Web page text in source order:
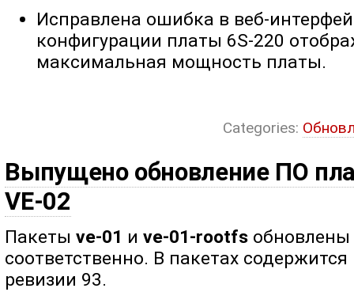
Исправлена ошибка в веб-
конфигурации платы 6S-220
максимальная мощность платы.
Categories:
Выпущено обновление ПО
VE-02
Пакетыve-01 иve-01-rootfs
соответственно. В пакетах
ревизии 93.